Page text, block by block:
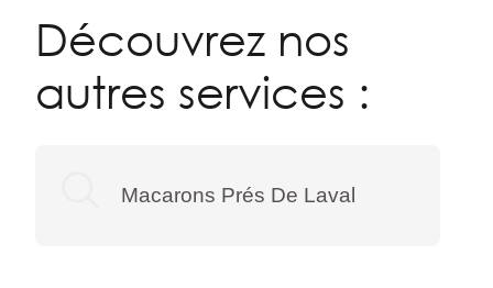
Découvrez nos
autres services :
Macarons Prés De Laval